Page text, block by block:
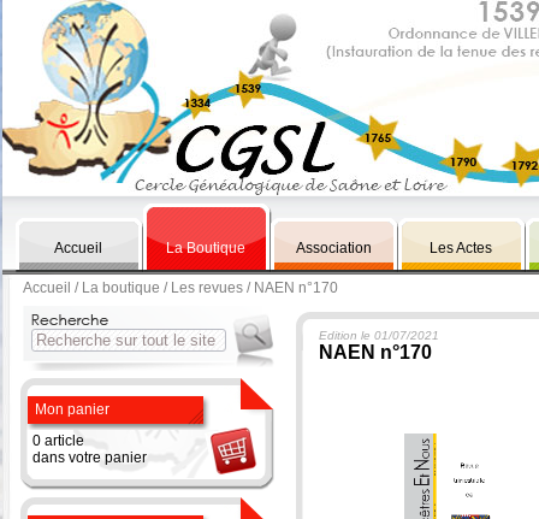
Accueil La Boutique Association Les Actes
Accueil / La boutique / Les revues / NAEN n°170
Mon panier
0 article
dans votre panier
Edition le 01/07/2021
NAEN n°170